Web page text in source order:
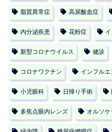
脂質異常症 高尿酸血症
内分泌疾患 花粉症
新型コロナウイルス 健診
コロナワクチン インフル
小児眼科 日帰り手術
多焦点眼内レンズ オルソ